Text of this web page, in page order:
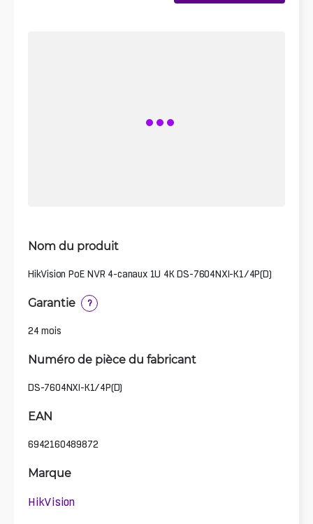
Nom du produit
HikVision PoE NVR 4-canaux 1U 4K DS-7604NXI-K1/4P(D)
Garantie ?
24 mois
Numéro de pièce du fabricant
DS-7604NXI-K1/4P(D)
EAN
6942160489872
Marque
HikVision